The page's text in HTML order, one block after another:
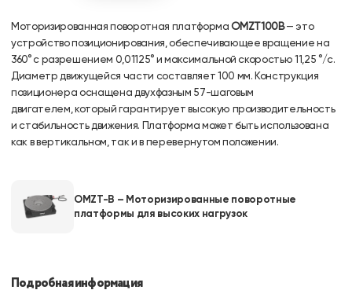
Моторизированная поворотная платформаOMZT100B— это
устройство позиционирования, обеспечивающее вращение на
360° с разрешением 0,01125° и максимальной скоростью 11,25 °/с.
Диаметр движущейся части составляет 100 мм. Конструкция
позиционера оснащена двухфазным 57-шаговым
двигателем, который гарантирует высокую производительность
и стабильность движения. Платформа может быть использована
как в вертикальном, так и в перевернутом положении.
OMZT-B – Моторизированные поворотные
платформы для высоких нагрузок
Подробная информация